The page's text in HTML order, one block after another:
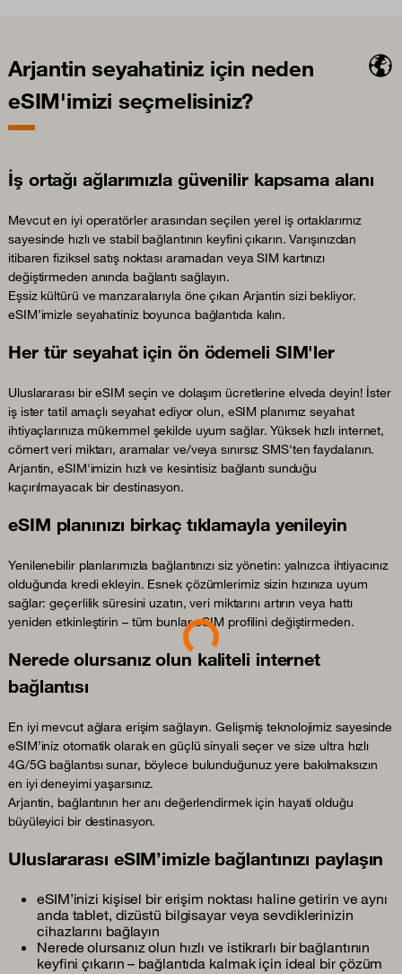
Arjantin seyahatiniz için neden
eSIM'imizi seçmelisiniz?
İş ortağı ağlarımızla güvenilir kapsama alanı
Mevcut en iyi operatörler arasından seçilen yerel iş ortaklarımız
sayesinde hızlı ve stabil bağlantının keyfini çıkarın. Varışınızdan
itibaren fiziksel satış noktası aramadan veya SIM kartınızı
değiştirmeden anında bağlantı sağlayın.
Eşsiz kültürü ve manzaralarıyla öne çıkan Arjantin sizi bekliyor.
eSIM’imizle seyahatiniz boyunca bağlantıda kalın.
Her tür seyahat için ön ödemeli SIM'ler
Uluslararası bir eSIM seçin ve dolaşım ücretlerine elveda deyin! İster
iş ister tatil amaçlı seyahat ediyor olun, eSIM planımız seyahat
ihtiyaçlarınıza mükemmel şekilde uyum sağlar. Yüksek hızlı internet,
cömert veri miktarı, aramalar ve/veya sınırsız SMS'ten faydalanın.
Arjantin, eSIM'imizin hızlı ve kesintisiz bağlantı sunduğu
kaçırılmayacak bir destinasyon.
eSIM planınızı birkaç tıklamayla yenileyin
Yenilenebilir planlarımızla bağlantınızı siz yönetin: yalnızca ihtiyacınız
olduğunda kredi ekleyin. Esnek çözümlerimiz sizin hızınıza uyum
sağlar: geçerlilik süresini uzatın, veri miktarını artırın veya hattı
yeniden etkinleştirin – tüm bunlar eSIM profilini değiştirmeden.
Nerede olursanız olun kaliteli internet
bağlantısı
En iyi mevcut ağlara erişim sağlayın. Gelişmiş teknolojimiz sayesinde
eSIM’iniz otomatik olarak en güçlü sinyali seçer ve size ultra hızlı
4G/5G bağlantısı sunar, böylece bulunduğunuz yere bakılmaksızın
en iyi deneyimi yaşarsınız.
Arjantin, bağlantının her anı değerlendirmek için hayati olduğu
büyüleyici bir destinasyon.
Uluslararası eSIM’imizle bağlantınızı paylaşın
eSIM’inizi kişisel bir erişim noktası haline getirin ve aynı
anda tablet, dizüstü bilgisayar veya sevdiklerinizin
cihazlarını bağlayın
Nerede olursanız olun hızlı ve istikrarlı bir bağlantının
keyfini çıkarın – bağlantıda kalmak için ideal bir çözüm
Loading...